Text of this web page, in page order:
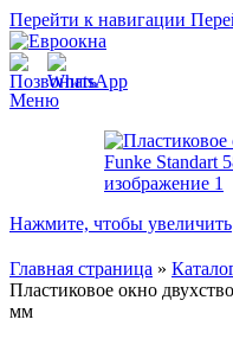
Перейти к навигации
Меню
Нажмите, чтобы увеличить
Главная страница »
Пластиковое окно
мм